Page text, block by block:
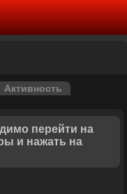
Активность
перейти на
и нажать на